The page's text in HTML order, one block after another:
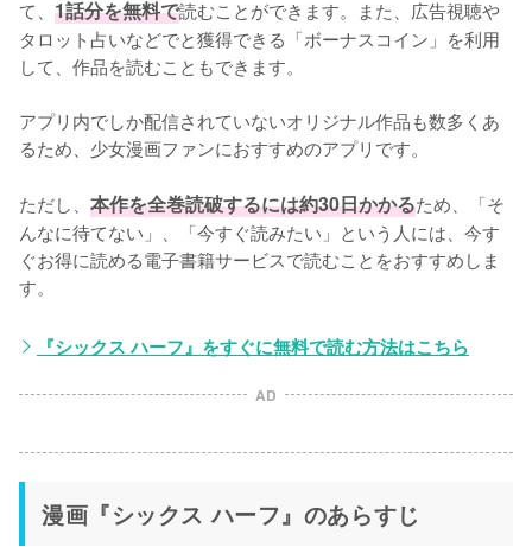
て、 1話分を無料で読むことができます。また、広告視聴や
タロット占いなどでと獲得できる「ボーナスコイン」を利用
して、作品を読むこともできます。
アプリ内でしか配信されていないオリジナル作品も数多くあ
るため、少女漫画ファンにおすすめのアプリです。
ただし、 本作を全巻読破するには約30日かかるため、「そ
んなに待てない」、「今すぐ読みたい」という人には、今す
ぐお得に読める電子書籍サービスで読むことをおすすめしま
す。
『シックス ハーフ』をすぐに無料で読む方法はこちら
AD
漫画『シックス ハーフ』のあらすじ